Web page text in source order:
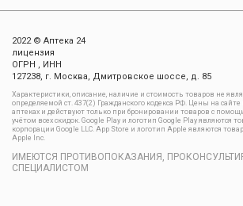
2022 © Аптека 24
лицензия
ОГРН , ИНН
127238, г. Москва, Дмитровское шоссе, д. 85
Xарактеристики, описание, наличие и стоимость товаров не
определяемой ст. 437(2) Гражданского кодекса РФ. Цены на сайте
аптеках и действуют только при бронировании товаров с
учётом всех скидок. Google Play и логотип Google Play являются
корпорации Google LLC. App Store и логотип Apple являются
Apple Inc.
ИМЕЮТСЯ ПРОТИВОПОКАЗАНИЯ,
СПЕЦИАЛИСТОМ